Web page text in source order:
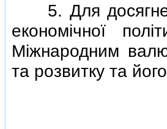
5. Для
економiчної
Мiжнародним
та розвитку та